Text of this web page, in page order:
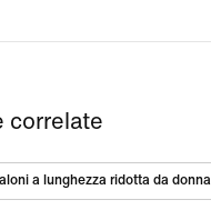
correlate
a lunghezza ridotta da donna